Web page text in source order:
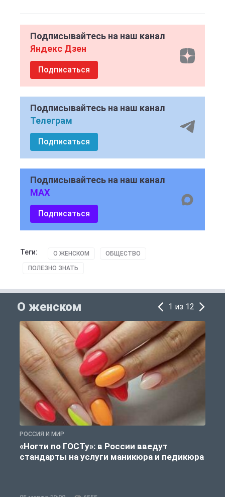
Подписывайтесь на наш канал
Яндекс Дзен
Подписаться
Подписывайтесь на наш канал
Телеграм
Подписаться
Подписывайтесь на наш канал
MAX
Подписаться
Теги: О ЖЕНСКОМ ОБЩЕСТВО
ПОЛЕЗНО ЗНАТЬ
О женском 1 из 12
РОССИЯ И МИР
«Ногти по ГОСТу»: в России введут
стандарты на услуги маникюра и педикюра